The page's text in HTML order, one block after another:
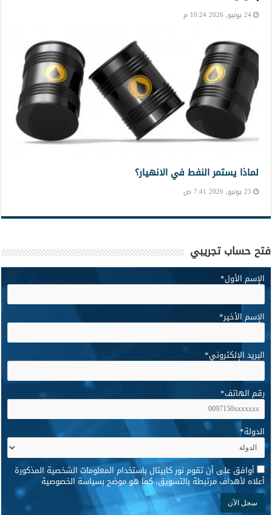
24 يونيو, 2026 10:24 م
لماذا يستمر النفط في الانهيار؟
23 يونيو, 2026 7:41 ص
فتح حساب تجريبي
الإسم الأول*
الإسم الأخير*
البريد الإلكتروني*
رقم الهاتف*
الدولة*
* أوافق على أن تقوم نور كابيتال باستخدام المعلومات الشخصية المذكورة
أعلاه لأهداف مرتبطة بالتسويق، كما هو موضح بسياسة الخصوصية